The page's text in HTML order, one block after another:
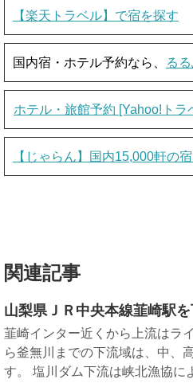
【楽天トラベル】で宿を探す
国内宿・ホテル予約なら、 る
ホテル・旅館予約 [Yahoo!トラ
【じゃらん】国内15,000軒の
関連記事
山梨県ＪＲ中央本線韮崎駅
韮崎インター近くから上流はラ
ら釜無川までの下流域は、中、
す。 塩川ダム下流は峡北漁協に